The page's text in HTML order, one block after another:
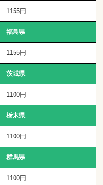
1155円
福島県
1155円
茨城県
1100円
栃木県
1100円
群馬県
1100円